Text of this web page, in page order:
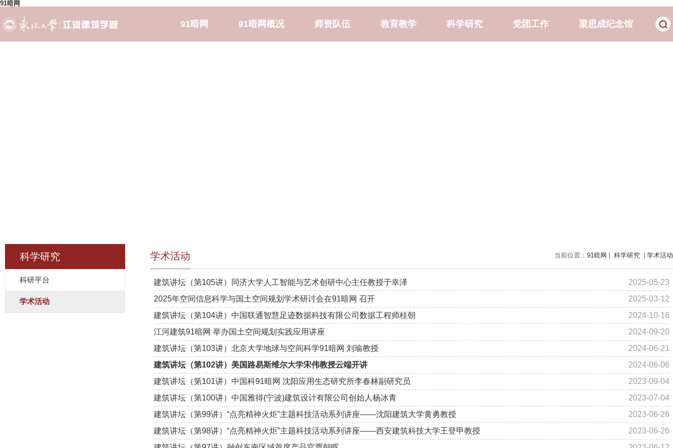
91暗网
91暗网 91暗网概况 师资队伍 教育教学 科学研究 党团工作 梁思成纪念馆
科学研究
科研平台
学术活动
当前位置： 91暗网 科学研究 学术活动
学术活动
建筑讲坛（第105讲）同济大学人工智能与艺术创研中心主任教授于幸泽
2025-05-23
2025年空间信息科学与国土空间规划学术研讨会在91暗网 召开
2025-03-12
建筑讲坛（第104讲）中国联通智慧足迹数据科技有限公司数据工程师桂朝
2024-10-16
江河建筑91暗网 举办国土空间规划实践应用讲座
2024-09-20
建筑讲坛（第103讲）北京大学地球与空间科学91暗网 刘瑜教授
2024-06-21
建筑讲坛（第102讲）美国路易斯维尔大学宋伟教授云端开讲
2024-06-06
建筑讲坛（第101讲）中国科91暗网 沈阳应用生态研究所李春林副研究员
2023-09-04
建筑讲坛（第100讲）中国雅得(宁波)建筑设计有限公司创始人杨冰青
2023-07-04
建筑讲坛（第99讲）“点亮精神火炬”主题科技活动系列讲座——沈阳建筑大学黄勇教授
2023-06-26
建筑讲坛（第98讲）“点亮精神火炬”主题科技活动系列讲座——西安建筑科技大学王登甲教授
2023-06-26